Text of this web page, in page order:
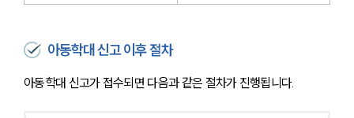
아동학대 신고 이후 절차
아동학대 신고가 접수되면 다음과 같은 절차가 진행됩니다.